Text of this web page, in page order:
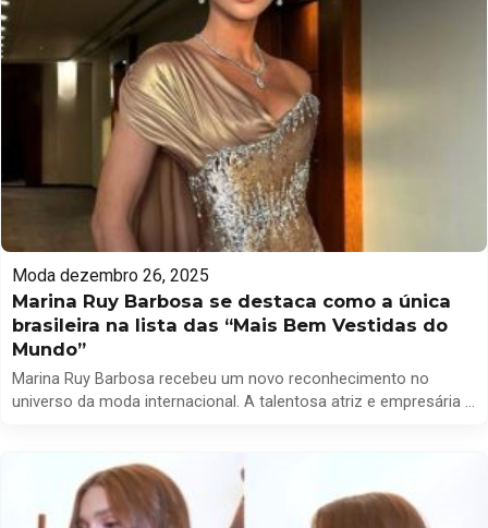
Moda dezembro 26, 2025
Marina Ruy Barbosa se destaca como a única
brasileira na lista das “Mais Bem Vestidas do
Mundo”
Marina Ruy Barbosa recebeu um novo reconhecimento no
universo da moda internacional. A talentosa atriz e empresária é
comentarista de moda Nicolas Rahhal, que lidera a plataforma
Haute Couture Global no Instagram. Rahhal, que […]